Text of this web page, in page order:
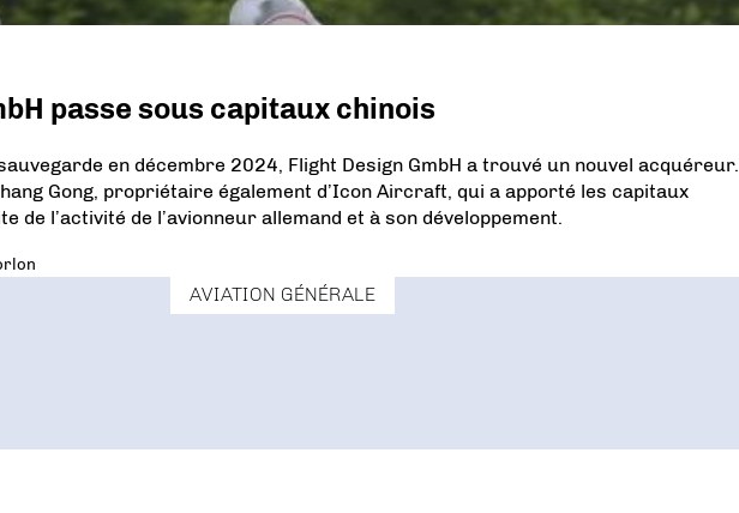
passe sous capitaux chinois
en décembre 2024, Flight Design GmbH a trouvé un nouvel acquéreur.
Gong, propriétaire également d’Icon Aircraft, qui a apporté les capitaux
de l’activité de l’avionneur allemand et à son développement.
AVIATION GÉNÉRALE